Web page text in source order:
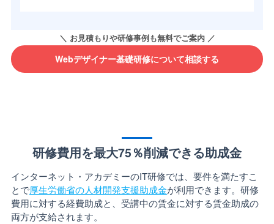
Webデザイナー基礎研修について相談する
研修費用を最大75％削減できる助成金
インターネット・アカデミーのIT研修では、要件を満たすこ
とで厚生労働省の人材開発支援助成金が利用できます。研修
費用に対する経費助成と、受講中の賃金に対する賃金助成の
両方が支給されます。